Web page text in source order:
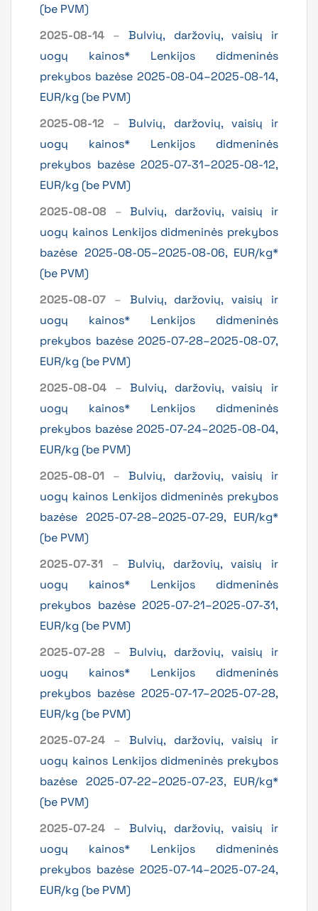
(be PVM)
2025-08-14 –Bulvių, daržovių, vaisių ir
uogų kainos* Lenkijos didmeninės
prekybos bazėse 2025-08-04–2025-08-14,
EUR/kg (be PVM)
2025-08-12 –Bulvių, daržovių, vaisių ir
uogų kainos* Lenkijos didmeninės
prekybos bazėse 2025-07-31–2025-08-12,
EUR/kg (be PVM)
2025-08-08 –Bulvių, daržovių, vaisių ir
uogų kainos Lenkijos didmeninės prekybos
bazėse 2025-08-05–2025-08-06, EUR/kg*
(be PVM)
2025-08-07 – Bulvių, daržovių, vaisių ir
uogų kainos* Lenkijos didmeninės
prekybos bazėse 2025-07-28–2025-08-07,
EUR/kg (be PVM)
2025-08-04 –Bulvių, daržovių, vaisių ir
uogų kainos* Lenkijos didmeninės
prekybos bazėse 2025-07-24–2025-08-04,
EUR/kg (be PVM)
2025-08-01 –Bulvių, daržovių, vaisių ir
uogų kainos Lenkijos didmeninės prekybos
bazėse 2025-07-28–2025-07-29, EUR/kg*
(be PVM)
2025-07-31 –Bulvių, daržovių, vaisių ir
uogų kainos* Lenkijos didmeninės
prekybos bazėse 2025-07-21–2025-07-31,
EUR/kg (be PVM)
2025-07-28 – Bulvių, daržovių, vaisių ir
uogų kainos* Lenkijos didmeninės
prekybos bazėse 2025-07-17–2025-07-28,
EUR/kg (be PVM)
2025-07-24 – Bulvių, daržovių, vaisių ir
uogų kainos Lenkijos didmeninės prekybos
bazėse 2025-07-22–2025-07-23, EUR/kg*
(be PVM)
2025-07-24 – Bulvių, daržovių, vaisių ir
uogų kainos* Lenkijos didmeninės
prekybos bazėse 2025-07-14–2025-07-24,
EUR/kg (be PVM)